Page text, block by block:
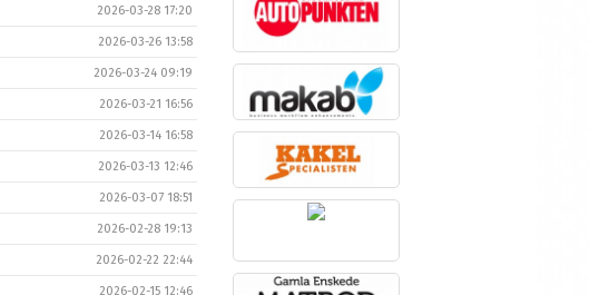
2026-03-28 17:20
2026-03-26 13:58
2026-03-24 09:19
2026-03-21 16:56
2026-03-14 16:58
2026-03-13 12:46
2026-03-07 18:51
2026-02-28 19:13
2026-02-22 22:44
2026-02-15 12:46